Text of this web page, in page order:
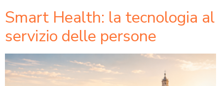
Smart Health: la tecnologia al
servizio delle persone